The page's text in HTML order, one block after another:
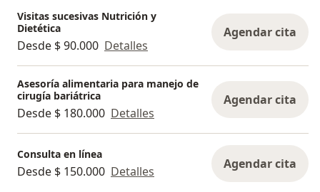
Visitas sucesivas Nutrición y
Dietética
Desde $ 90.000 Detalles
Agendar cita
Asesoría alimentaria para manejo de
cirugía bariátrica
Desde $ 180.000 Detalles
Agendar cita
Consulta en línea
Desde $ 150.000 Detalles Agendar cita